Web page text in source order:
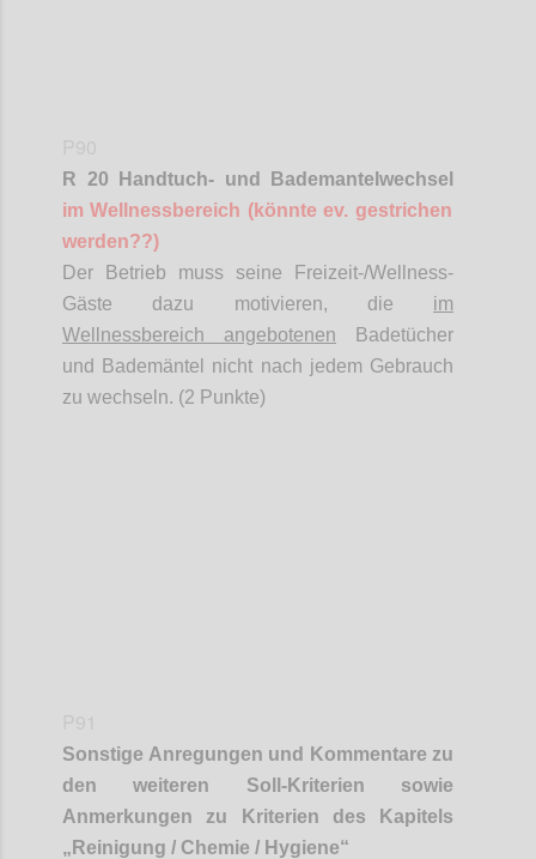
R 20 Handtuch- und Bademantelwechsel
im Wellnessbereich (könnte ev. gestrichen
werden??)
Der Betrieb muss seine Freizeit-/Wellness-
Gäste dazu motivieren, die im
Wellnessbereich angebotenen Badetücher
und Bademäntel nicht nach jedem Gebrauch
zu wechseln. (2 Punkte)
Sonstige Anregungen und Kommentare zu
den weiteren Soll-Kriterien sowie
Anmerkungen zu Kriterien des Kapitels
„ Reinigung / Chemie / Hygiene“